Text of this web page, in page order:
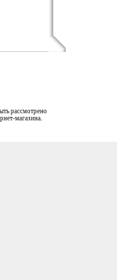
рассмотрено
магазина.